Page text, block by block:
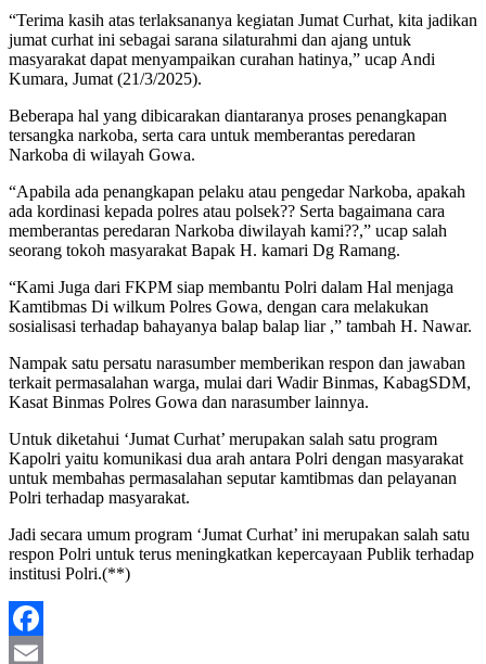
“Terima kasih atas terlaksananya kegiatan Jumat Curhat, kita jadikan
jumat curhat ini sebagai sarana silaturahmi dan ajang untuk
masyarakat dapat menyampaikan curahan hatinya,” ucap Andi
Kumara, Jumat (21/3/2025).
Beberapa hal yang dibicarakan diantaranya proses penangkapan
tersangka narkoba, serta cara untuk memberantas peredaran
Narkoba di wilayah Gowa.
“Apabila ada penangkapan pelaku atau pengedar Narkoba, apakah
ada kordinasi kepada polres atau polsek?? Serta bagaimana cara
memberantas peredaran Narkoba diwilayah kami??,” ucap salah
seorang tokoh masyarakat Bapak H. kamari Dg Ramang.
“Kami Juga dari FKPM siap membantu Polri dalam Hal menjaga
Kamtibmas Di wilkum Polres Gowa, dengan cara melakukan
sosialisasi terhadap bahayanya balap balap liar ,” tambah H. Nawar.
Nampak satu persatu narasumber memberikan respon dan jawaban
terkait permasalahan warga, mulai dari Wadir Binmas, KabagSDM,
Kasat Binmas Polres Gowa dan narasumber lainnya.
Untuk diketahui ‘Jumat Curhat’ merupakan salah satu program
Kapolri yaitu komunikasi dua arah antara Polri dengan masyarakat
untuk membahas permasalahan seputar kamtibmas dan pelayanan
Polri terhadap masyarakat.
Jadi secara umum program ‘Jumat Curhat’ ini merupakan salah satu
respon Polri untuk terus meningkatkan kepercayaan Publik terhadap
institusi Polri.(**)
Facebook